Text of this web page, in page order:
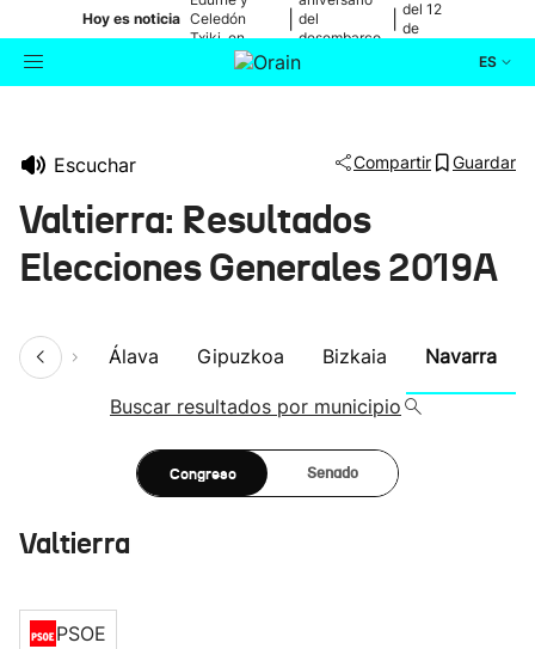
Hoy es noticia Celedón
Txiki, en
directo
del
desembarco
de Elkano
del 12
de
ES
Escuchar Compartir Guardar
Valtierra: Resultados
Elecciones Generales 2019A
Álava Gipuzkoa Bizkaia Navarra
Buscar resultados por municipio
Congreso Senado
Valtierra
PSOE